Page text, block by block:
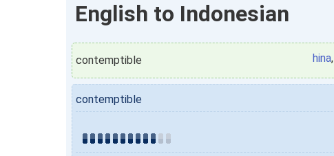
English to Indonesian
contemptible hina,
contemptible